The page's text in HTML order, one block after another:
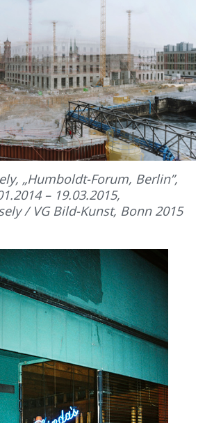
„Humboldt-Forum, Berlin”,
– 19.03.2015,
/ VG Bild-Kunst, Bonn 2015